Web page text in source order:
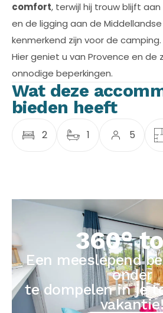
comfort, terwijl hij trouw blijft
en de ligging aan de
kenmerkend zijn voor de camping.
Hier geniet u van Provence en de
onnodige beperkingen.
Wat deze
bieden heeft
2 1 5
360°
Een meeslepend
onder
te dompelen in je